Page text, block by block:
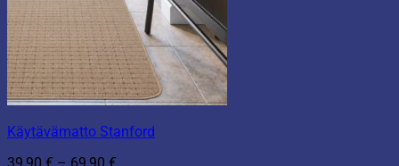
Käytävämatto Stanford